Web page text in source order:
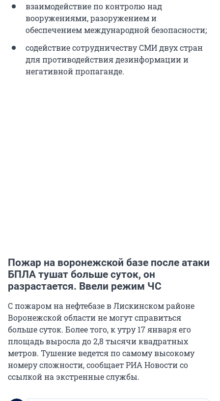
взаимодействие по контролю над
вооружениями, разоружением и
обеспечением международной безопасности;
содействие сотрудничеству СМИ двух стран
для противодействия дезинформации и
негативной пропаганде.
Пожар на воронежской базе после атаки
БПЛА тушат больше суток, он
разрастается. Ввели режим ЧС
С пожаром на нефтебазе в Лискинском районе
Воронежской области не могут справиться
больше суток. Более того, к утру 17 января его
площадь выросла до 2,8 тысячи квадратных
метров. Тушение ведется по самому высокому
номеру сложности, сообщает РИА Новости со
ссылкой на экстренные службы.